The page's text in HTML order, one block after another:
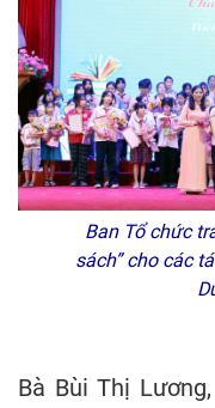
Ban Tổ chức
sách” cho các
Bà Bùi Thị